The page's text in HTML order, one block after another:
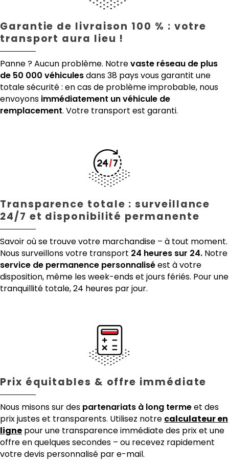
Garantie de livraison 100 % : votre
transport aura lieu !
Panne ? Aucun problème. Notrevaste réseau de plus
de 50 000 véhiculesdans 38 pays vous garantit une
totale sécurité : en cas de problème improbable, nous
envoyons immédiatement un véhicule de
remplacement. Votre transport est garanti.
Transparence totale : surveillance
24/7 et disponibilité permanente
Savoir où se trouve votre marchandise – à tout moment.
Nous surveillons votre transport 24 heures sur 24. Notre
service de permanence personnaliséest à votre
disposition, même les week-ends et jours fériés. Pour une
tranquillité totale, 24 heures par jour.
Prix équitables & offre immédiate
Nous misons sur des partenariats à long termeet des
prix justes et transparents. Utilisez notre calculateur en
ligne pour une transparence immédiate des prix et une
offre en quelques secondes – ou recevez rapidement
votre devis personnalisé par e-mail.